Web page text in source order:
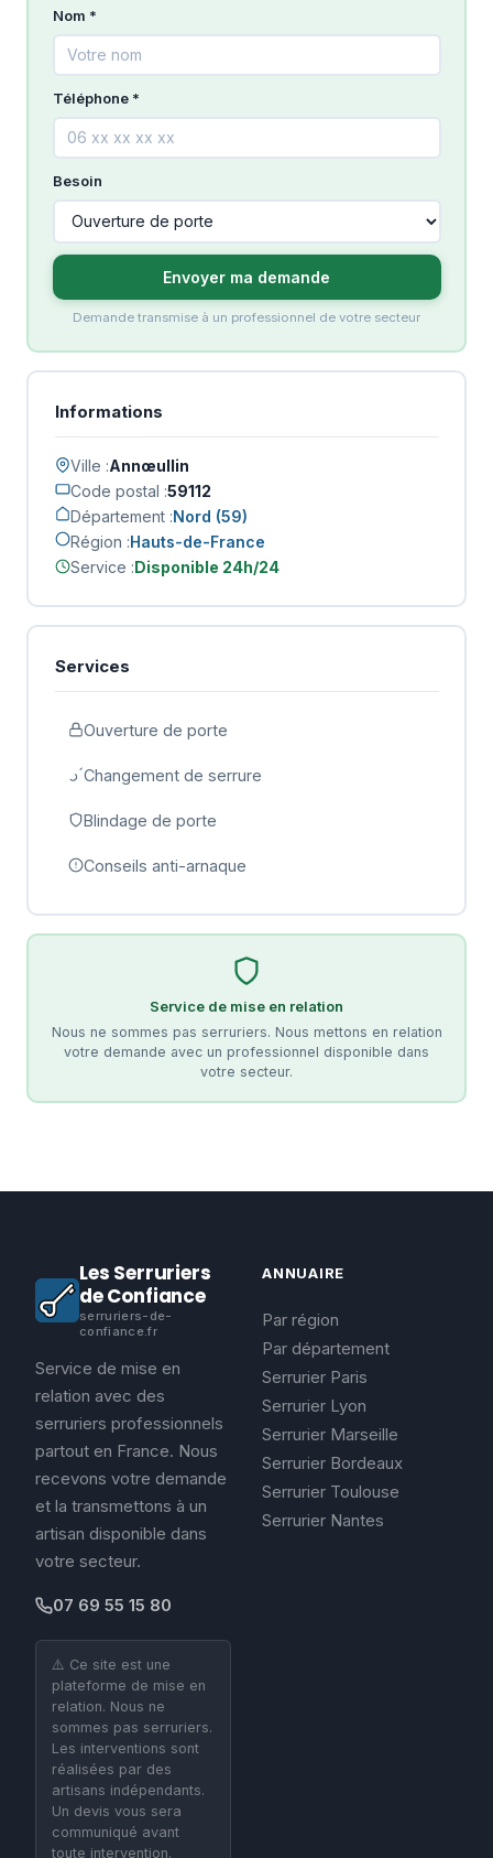
Nom *
Téléphone *
Besoin
Envoyer ma demande
Demande transmise à un professionnel de votre secteur
Informations
Ville :Annœullin
Code postal :59112
Département :Nord (59)
Région :Hauts-de-France
Service :Disponible 24h/24
Services
Ouverture de porte
Changement de serrure
Blindage de porte
Conseils anti-arnaque
Service de mise en relation
Nous ne sommes pas serruriers. Nous mettons en relation
votre demande avec un professionnel disponible dans
votre secteur.
Les Serruriers
de Confiance
serruriers-de-
confiance.fr
Service de mise en
relation avec des
serruriers professionnels
partout en France. Nous
recevons votre demande
et la transmettons à un
artisan disponible dans
votre secteur.
07 69 55 15 80
⚠️ Ce site est une
plateforme de mise en
relation. Nous ne
sommes pas serruriers.
Les interventions sont
réalisées par des
artisans indépendants.
Un devis vous sera
communiqué avant
toute intervention.
ANNUAIRE
Par région
Par département
Serrurier Paris
Serrurier Lyon
Serrurier Marseille
Serrurier Bordeaux
Serrurier Toulouse
Serrurier Nantes